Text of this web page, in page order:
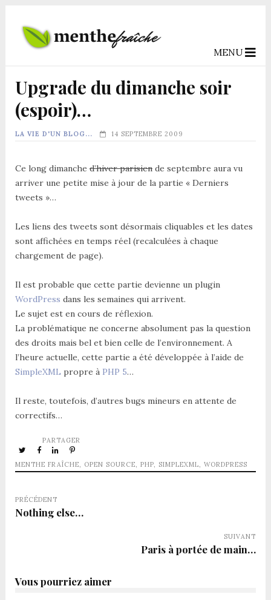
MENU
Upgrade du dimanche soir
(espoir)…
LA VIE D'UN BLOG... 14 SEPTEMBRE 2009
Ce long dimanche d’hiver parisiende septembre aura vu
arriver une petite mise à jour de la partie « Derniers
tweets »…
Les liens des tweets sont désormais cliquables et les dates
sont affichées en temps réel (recalculées à chaque
chargement de page).
Il est probable que cette partie devienne un plugin
WordPress dans les semaines qui arrivent.
Le sujet est en cours de réflexion.
La problématique ne concerne absolument pas la question
des droits mais bel et bien celle de l’environnement. A
l’heure actuelle, cette partie a été développée à l’aide de
SimpleXML propre à PHP 5…
Il reste, toutefois, d’autres bugs mineurs en attente de
correctifs…
MENTHE FRAÎCHE, OPEN SOURCE, PHP, SIMPLEXML, WORDPRESS
PARTAGER
PRÉCÉDENT
Nothing else…
SUIVANT
Paris à portée de main…
Vous pourriez aimer